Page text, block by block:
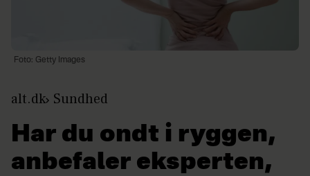
Foto: Getty Images
alt.dk Sundhed
Har du ondt i ryggen,
anbefaler eksperten,